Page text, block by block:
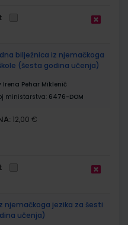
radna bilježnica iz njemačkoga
(šesta godina učenja)
Pehar Miklenić
ministarstva: 6476-DOM
12,00 €
iz njemačkoga jezika za šesti
učenja)